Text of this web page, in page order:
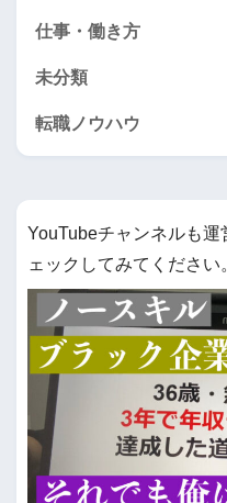
仕事・働き方
未分類
転職ノウハウ
YouTubeチャンネルも
ェックしてみてください